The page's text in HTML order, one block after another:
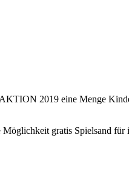
2019 eine Menge
gratis Spielsand für